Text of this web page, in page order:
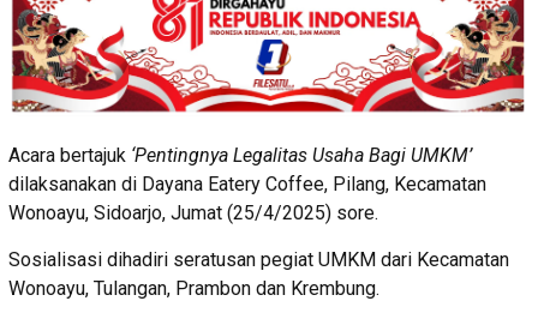
Acara bertajuk ‘Pentingnya Legalitas Usaha Bagi UMKM’
dilaksanakan di Dayana Eatery Coffee, Pilang, Kecamatan
Wonoayu, Sidoarjo, Jumat (25/4/2025) sore.
Sosialisasi dihadiri seratusan pegiat UMKM dari Kecamatan
Wonoayu, Tulangan, Prambon dan Krembung.